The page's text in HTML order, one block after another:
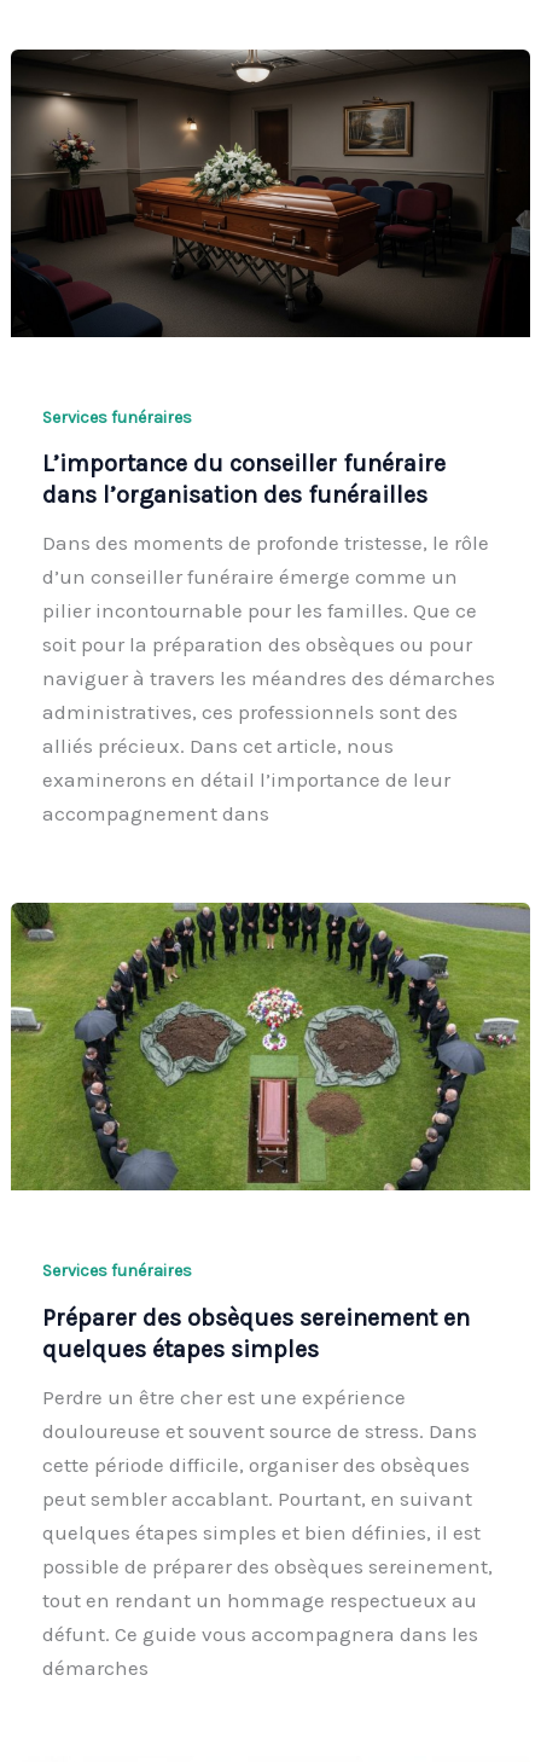
Services funéraires
L’importance du conseiller funéraire
dans l’organisation des funérailles
Dans des moments de profonde tristesse, le rôle
d’un conseiller funéraire émerge comme un
pilier incontournable pour les familles. Que ce
soit pour la préparation des obsèques ou pour
naviguer à travers les méandres des démarches
administratives, ces professionnels sont des
alliés précieux. Dans cet article, nous
examinerons en détail l’importance de leur
accompagnement dans
Services funéraires
Préparer des obsèques sereinement en
quelques étapes simples
Perdre un être cher est une expérience
douloureuse et souvent source de stress. Dans
cette période difficile, organiser des obsèques
peut sembler accablant. Pourtant, en suivant
quelques étapes simples et bien définies, il est
possible de préparer des obsèques sereinement,
tout en rendant un hommage respectueux au
défunt. Ce guide vous accompagnera dans les
démarches